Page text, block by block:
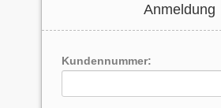
Anmeldung
Kundennummer: